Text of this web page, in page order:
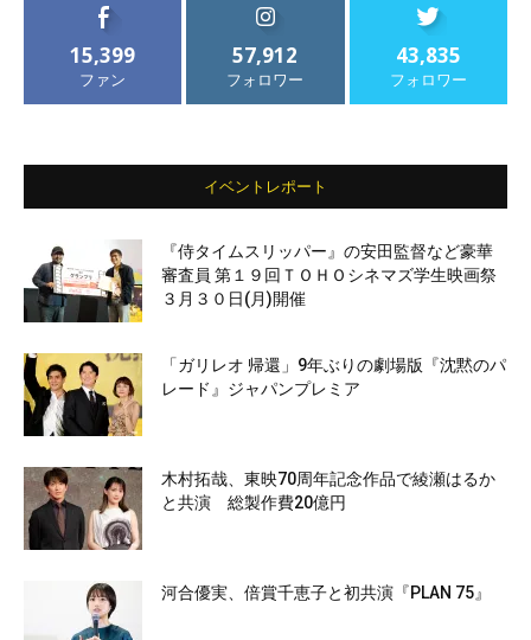
15,399
ファン
57,912
フォロワー
43,835
フォロワー
イベントレポート
『侍タイムスリッパー』の安田監督など豪華
審査員 第１９回ＴＯＨＯシネマズ学生映画祭
３月３０日(月)開催
「ガリレオ 帰還」9年ぶりの劇場版『沈黙のパ
レード』ジャパンプレミア
木村拓哉、東映70周年記念作品で綾瀬はるか
と共演 総製作費20億円
河合優実、倍賞千恵子と初共演『PLAN 75』